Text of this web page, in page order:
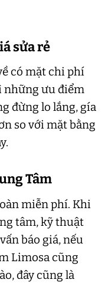
sửa rẻ
có mặt chi phí
những ưu điểm
đừng lo lắng, gía
so với mặt bằng
Tâm
miễn phí. Khi
tâm, kỹ thuật
báo giá, nếu
Limosa cũng
đây cũng là